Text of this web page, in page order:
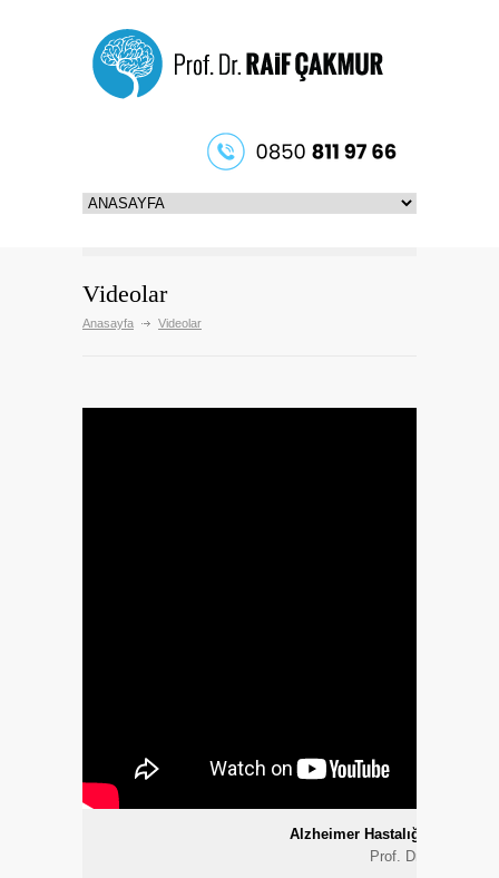
Videolar
Anasayfa Videolar
Alzheimer Hastalığı ile İlgili
Prof. Dr. Raif